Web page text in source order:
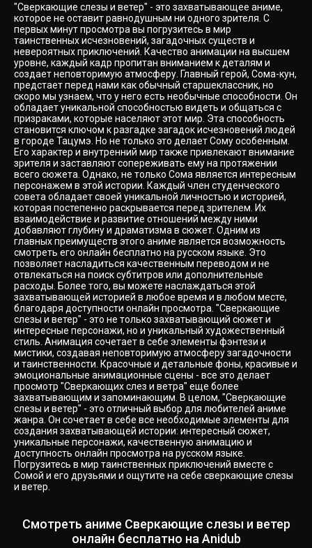
"Сверкающие слезы и ветер" - это захватывающее аниме,
которое не оставит равнодушным ни одного зрителя. С
первых минут просмотра вы погрузитесь в мир
таинственных исчезновений, загадочных существ и
невероятных приключений. Качество анимации на высшем
уровне, каждый кадр пропитан вниманием к деталям и
создает неповторимую атмосферу. Главный герой, Сома-кун,
предстает перед нами как обычный старшеклассник, но
скоро мы узнаем, что у него есть необычные способности. Он
обладает уникальной способностью видеть и общаться с
призраками, которые населяют этот мир. Эта способность
становится ключом к разгадке загадок исчезновений людей
в городе Тацумэ. Но не только это делает Сому особенным.
Его характер и внутренний мир также привлекают внимание
зрителя и заставляют сопереживать ему на протяжении
всего сюжета. Однако, не только Сома является интересным
персонажем в этой истории. Каждый член студенческого
совета обладает своей уникальной личностью и историей,
которая постепенно раскрывается перед зрителем. Их
взаимодействие и развитие отношений между ними
добавляют глубину и драматизма в сюжет. Одним из
главных преимуществ этого аниме является возможность
смотреть его онлайн бесплатно на русском языке. Это
позволяет насладиться качественным переводом и не
отвлекаться на поиск субтитров или дополнительные
расходы. Более того, вы можете наслаждаться этой
захватывающей историей в любое время и в любом месте,
благодаря доступности онлайн просмотра. "Сверкающие
слезы и ветер" - это не только захватывающий сюжет и
интересные персонажи, но и уникальный художественный
стиль. Анимация сочетает в себе элементы фэнтези и
мистики, создавая неповторимую атмосферу загадочности
и таинственности. Красочные и детальные фоны, красивые и
эмоциональные анимационные сцены - все это делает
просмотр "Сверкающих слез и ветра" еще более
захватывающим и запоминающим. В целом, "Сверкающие
слезы и ветер" - это отличный выбор для любителей аниме
жанра. Он сочетает в себе все необходимые элементы для
создания захватывающей истории: интересный сюжет,
уникальные персонажи, качественную анимацию и
доступность онлайн просмотра на русском языке.
Погрузитесь в мир таинственных приключений вместе с
Сомой и его друзьями и ощутите на себе сверкающие слезы
и ветер.
Смотреть аниме Сверкающие слезы и ветер
онлайн бесплатно на Anidub